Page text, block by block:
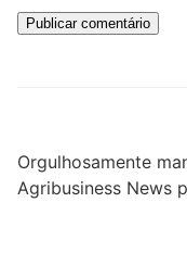
Orgulhosamente
Agribusiness News